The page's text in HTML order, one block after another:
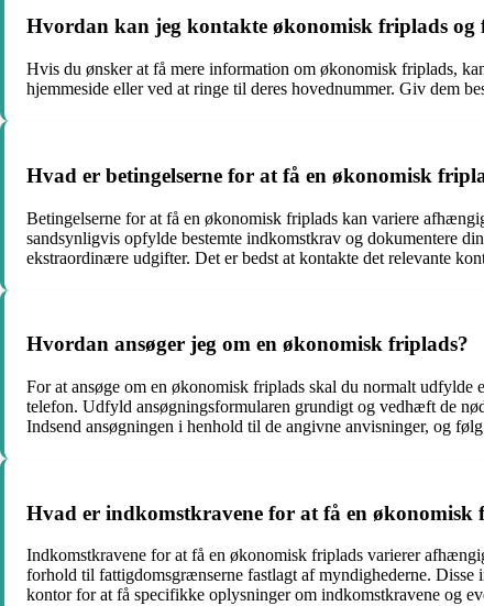
Hvordan kan jeg kontakte økonomisk friplads og
Hvis du ønsker at få mere information om økonomisk friplads,
hjemmeside eller ved at ringe til deres hovednummer. Giv dem
Hvad er betingelserne for at få en økonomisk
Betingelserne for at få en økonomisk friplads kan variere
sandsynligvis opfylde bestemte indkomstkrav og dokumentere
ekstraordinære udgifter. Det er bedst at kontakte det relevante
Hvordan ansøger jeg om en økonomisk friplads?
For at ansøge om en økonomisk friplads skal du normalt
telefon. Udfyld ansøgningsformularen grundigt og vedhæft de
Indsend ansøgningen i henhold til de angivne anvisninger, og
Hvad er indkomstkravene for at få en økonomisk
Indkomstkravene for at få en økonomisk friplads varierer
forhold til fattigdomsgrænserne fastlagt af myndighederne.
kontor for at få specifikke oplysninger om indkomstkravene og